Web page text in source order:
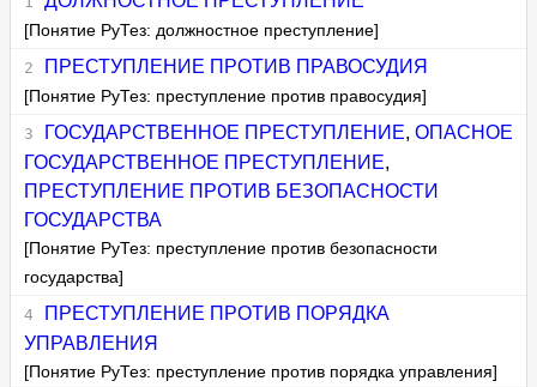
[Понятие РуТез: должностное преступление]
ПРЕСТУПЛЕНИЕ ПРОТИВ ПРАВОСУДИЯ
[Понятие РуТез: преступление против правосудия]
ГОСУДАРСТВЕННОЕ ПРЕСТУПЛЕНИЕ, ОПАСНОЕ
ГОСУДАРСТВЕННОЕ ПРЕСТУПЛЕНИЕ,
ПРЕСТУПЛЕНИЕ ПРОТИВ БЕЗОПАСНОСТИ
ГОСУДАРСТВА
[Понятие РуТез: преступление против безопасности
государства]
ПРЕСТУПЛЕНИЕ ПРОТИВ ПОРЯДКА
УПРАВЛЕНИЯ
[Понятие РуТез: преступление против порядка управления]